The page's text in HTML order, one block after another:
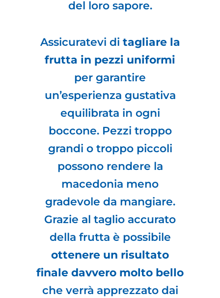
del loro sapore.
Assicuratevi di tagliare la
frutta in pezzi uniformi
per garantire
un’esperienza gustativa
equilibrata in ogni
boccone. Pezzi troppo
grandi o troppo piccoli
possono rendere la
macedonia meno
gradevole da mangiare.
Grazie al taglio accurato
della frutta è possibile
ottenere un risultato
finale davvero molto bello
che verrà apprezzato dai